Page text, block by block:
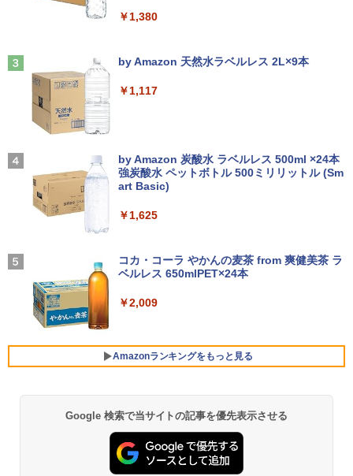
o Day Book [ 島田ゆか ]
￥4,950
転生したら第七王子だったので、気まま
に魔術を極めます（24） 【電子書籍】[
石沢庸介 ]
￥825
タッチペンで音が聞ける！はじめてずか
ラック
￥14,990
レスイヤホン bluetooth イヤホン V12 小型
軽量 ブルートゥースHi-Fi 最大36時間再生 ぶ
るーとゅーす コードレス ENCノイズキャン
付き 防水 タッチ式音量調整 スポーツ/通勤/通
￥1,964
Xiaomi シャオミ REDMI Buds 8 Lite ワイヤ
￥3,480
￥250
￥250
￥1,380
by Amazon 天然水ラベルレス 2L×9本
￥1,117
by Amazon 炭酸水 ラベルレス 500ml ×24本
強炭酸水 ペットボトル 500ミリリットル (Sm
art Basic)
￥1,625
コカ・コーラ やかんの麦茶 from 爽健美茶 ラ
ベルレス 650mlPET×24本
￥2,009
Amazonランキングをもっと見る
薬屋のひとりごと 17巻 (デジタル版ビッグガ
ンガンコミックス)
￥770
Google 検索で当サイトの記事を優先表示させる